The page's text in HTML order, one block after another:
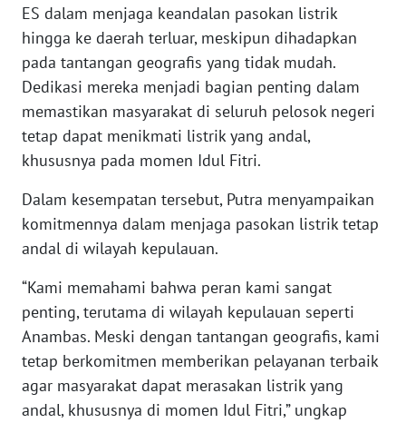
ES dalam menjaga keandalan pasokan listrik
hingga ke daerah terluar, meskipun dihadapkan
pada tantangan geografis yang tidak mudah.
Dedikasi mereka menjadi bagian penting dalam
memastikan masyarakat di seluruh pelosok negeri
tetap dapat menikmati listrik yang andal,
khususnya pada momen Idul Fitri.
Dalam kesempatan tersebut, Putra menyampaikan
komitmennya dalam menjaga pasokan listrik tetap
andal di wilayah kepulauan.
“Kami memahami bahwa peran kami sangat
penting, terutama di wilayah kepulauan seperti
Anambas. Meski dengan tantangan geografis, kami
tetap berkomitmen memberikan pelayanan terbaik
agar masyarakat dapat merasakan listrik yang
andal, khususnya di momen Idul Fitri,” ungkap
WN
KALTARA
WN
KALSEL
WN
KALTIM
SULSEL
WN
GORONTALO
WN
SULUT
WN